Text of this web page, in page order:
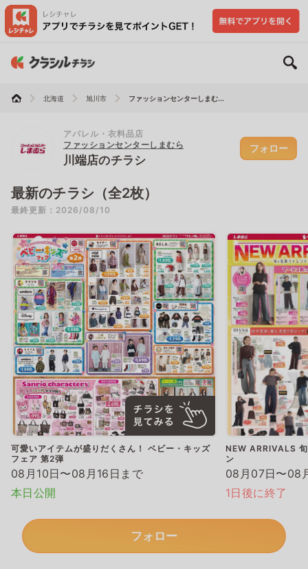
北海道 旭川市 ファッションセンターしまむ...
アパレル・衣料品店
ファッションセンターしまむら
川端店のチラシ
フォロー
最新のチラシ（全2枚）
最終更新：2026/08/10
可愛いアイテムが盛りだくさん！ ベビー・キッズ
フェア 第2弾
08月10日〜08月16日まで
本日公開
NEW ARRIVALS
ン
08月07日〜08
1日後に終了
フォロー